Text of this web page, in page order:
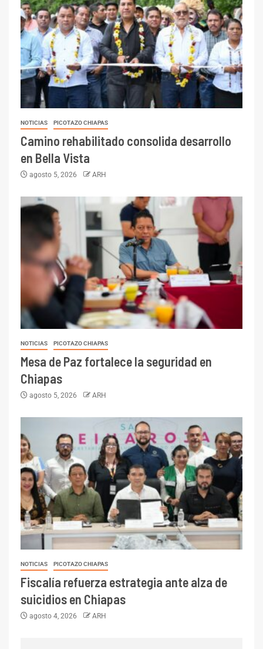
NOTICIAS PICOTAZO CHIAPAS
Camino rehabilitado consolida desarrollo
en Bella Vista
agosto 5, 2026 ARH
NOTICIAS PICOTAZO CHIAPAS
Mesa de Paz fortalece la seguridad en
Chiapas
agosto 5, 2026 ARH
NOTICIAS PICOTAZO CHIAPAS
Fiscalía refuerza estrategia ante alza de
suicidios en Chiapas
agosto 4, 2026 ARH